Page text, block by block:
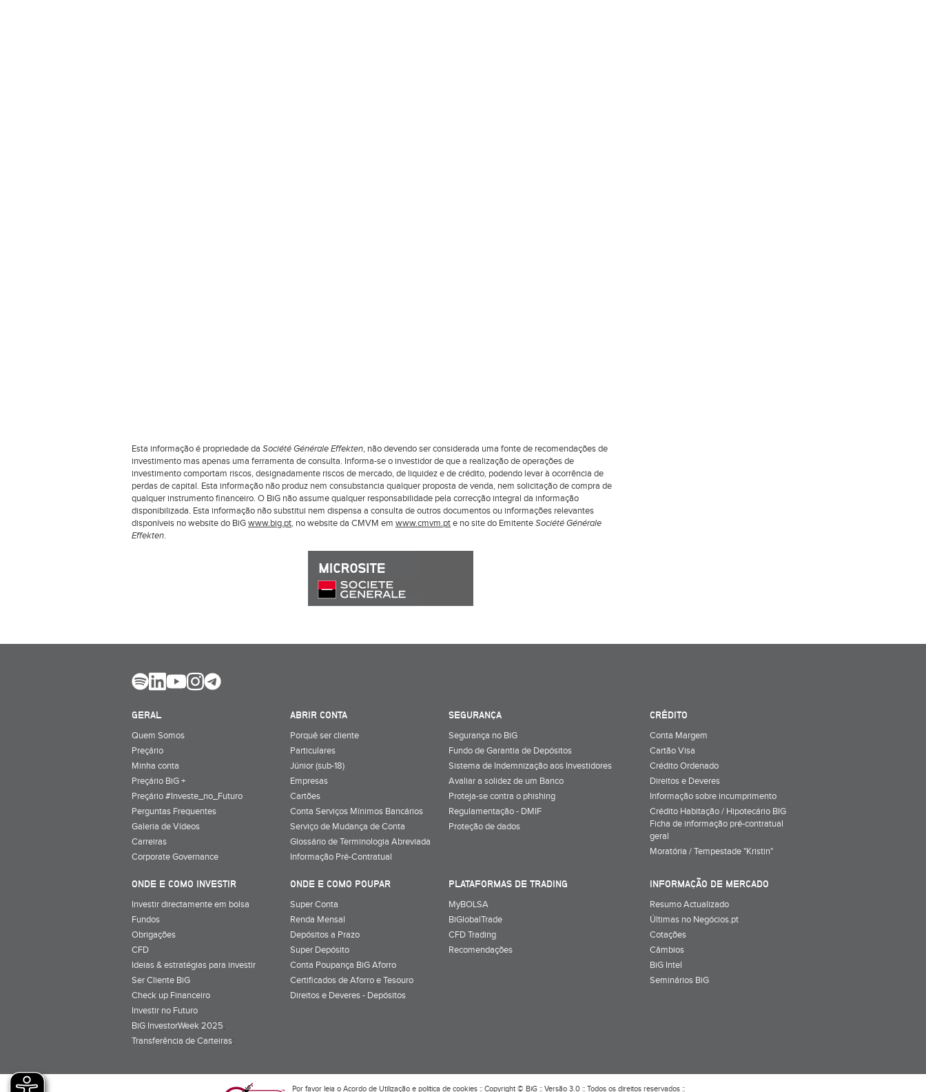
Esta informação é propriedade da Société Générale Effekten, não devendo ser considerada uma fonte de recomendações de
investimento mas apenas uma ferramenta de consulta. Informa-se o investidor de que a realização de operações de
investimento comportam riscos, designadamente riscos de mercado, de liquidez e de crédito, podendo levar à ocorrência de
perdas de capital. Esta informação não produz nem consubstancia qualquer proposta de venda, nem solicitação de compra de
qualquer instrumento financeiro. O BiG não assume qualquer responsabilidade pela correcção integral da informação
disponibilizada. Esta informação não substitui nem dispensa a consulta de outros documentos ou informações relevantes
disponíveis no website do BiGwww.big.pt, no website da CMVM em www.cmvm.pte no site do EmitenteSociété Générale
Effekten.
GERAL
Quem Somos
Preçário
Minha conta
Preçário BiG +
Preçário #Investe_no_Futuro
Perguntas Frequentes
Galeria de Vídeos
Carreiras
Corporate Governance
ABRIR CONTA
Porquê ser cliente
Particulares
Júnior (sub-18)
Empresas
Cartões
Conta Serviços Mínimos Bancários
Serviço de Mudança de Conta
Glossário de Terminologia Abreviada
Informação Pré-Contratual
SEGURANÇA
Segurança no BiG
Fundo de Garantia de Depósitos
Sistema de Indemnização aos Investidores
Avaliar a solidez de um Banco
Proteja-se contra o phishing
Regulamentação - DMIF
Proteção de dados
CRÉDITO
Conta Margem
Cartão Visa
Crédito Ordenado
Direitos e Deveres
Informação sobre incumprimento
Crédito Habitação / Hipotecário BIG
Ficha de informação pré-contratual
geral
Moratória / Tempestade "Kristin"
ONDE E COMO INVESTIR
Investir directamente em bolsa
Fundos
Obrigações
CFD
Ideias & estratégias para investir
Ser Cliente BiG
Check up Financeiro
Investir no Futuro
BiG InvestorWeek 2025;
Transferência de Carteiras;
ONDE E COMO POUPAR
Super Conta
Renda Mensal
Depósitos a Prazo
Super Depósito
Conta Poupança BiG Aforro
Certificados de Aforro e Tesouro
Direitos e Deveres - Depósitos
PLATAFORMAS DE TRADING
MyBOLSA
BiGlobalTrade
CFD Trading
Recomendações
INFORMAÇÃO DE MERCADO
Resumo Actualizado
Últimas no Negócios.pt
Cotações
Câmbios
BiG Intel
Seminários BiG
Por favor leia o Acordo de Utilizaçãoe política de cookies:: Copyright © BiG :: Versão 3.0 :: Todos os direitos reservados ::